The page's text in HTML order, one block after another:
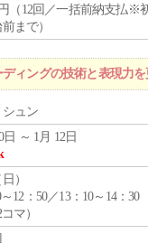
（12回／一括前納支払※
まで）
ィングの技術と表現力
ュン
日 ～ 1月 12日
）
12：50／13：10～14：30
コマ）